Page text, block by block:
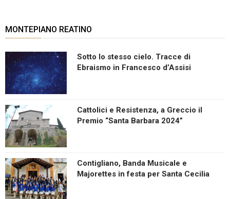
MONTEPIANO REATINO
Sotto lo stesso cielo. Tracce di
Ebraismo in Francesco d’Assisi
Cattolici e Resistenza, a Greccio il
Premio “Santa Barbara 2024”
Contigliano, Banda Musicale e
Majorettes in festa per Santa Cecilia